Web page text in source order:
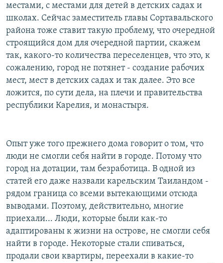
местами, с местами для детей в детских садах и
школах. Сейчас заместитель главы Сортавальского
района тоже ставит такую проблему, что очередной
строящийся дом для очередной партии, скажем
так, какого-то количества переселенцев, что это, к
сожалению, город не потянет - создание рабочих
мест, мест в детских садах и так далее. Это все
ложится, по сути дела, на плечи и правительства
республики Карелия, и монастыря.
Опыт уже того прежнего дома говорит о том, что
люди не смогли себя найти в городе. Потому что
город на дотации, там безработица. В одной из
статей его даже назвали карельским Таиландом -
рядом граница со всеми вытекающими отсюда
выводами. Поэтому, действительно, многие
приехали... Люди, которые были как-то
адаптированы к жизни на острове, не смогли себя
найти в городе. Некоторые стали спиваться,
продали свои квартиры, переехали в какие-то